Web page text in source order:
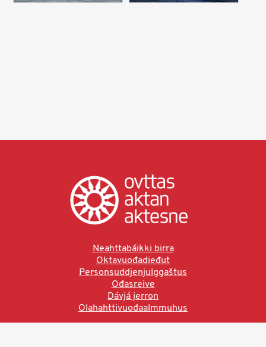
Neahttabáikki birra
Oktavuođadieđut
Personsuddjenjulggaštus
Ođasreive
Dávjá jerron
Olahahttivuođaalmmuhus